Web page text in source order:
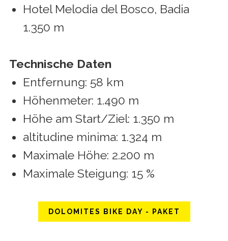
Hotel Melodia del Bosco, Badia
1.350 m
Technische Daten
Entfernung: 58 km
Höhenmeter: 1.490 m
Höhe am Start/Ziel: 1.350 m
altitudine minima: 1.324 m
Maximale Höhe: 2.200 m
Maximale Steigung: 15 %
DOLOMITES BIKE DAY - PAKET